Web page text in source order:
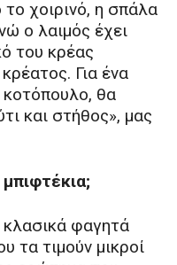
χοιρινό, η σπάλα
ο λαιμός έχει
του κρέας
Για ένα
κοτόπουλο, θα
και στήθος», μας
κλασικά φαγητά
τα τιμούν μικροί